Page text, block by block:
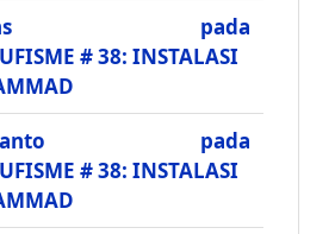
pada
# 38: INSTALASI
pada
# 38: INSTALASI